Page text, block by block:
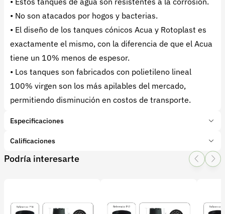
• No son atacados por hogos y bacterias.
• El diseño de los tanques cónicos Acua y Rotoplast es
exactamente el mismo, con la diferencia de que el Acua
tiene un 10% menos de espesor.
• Los tanques son fabricados con polietileno lineal
100% virgen son los más apilables del mercado,
permitiendo disminución en costos de transporte.
Especificaciones
Marca:
Rotoplast
Tipo de producto:Insumo
Calificaciones
1 Star
2 Star
3 Star4 Star
Podría interesarte